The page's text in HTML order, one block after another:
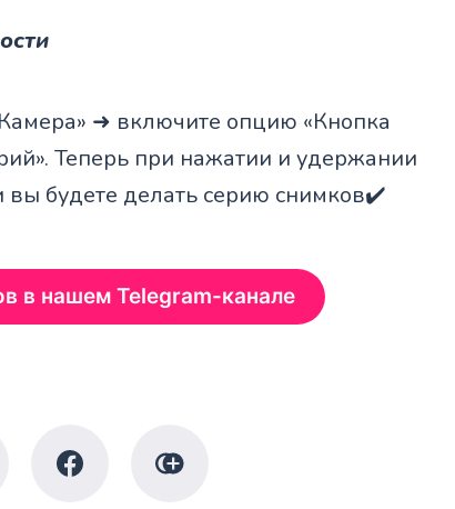
➜ включите опцию «Кнопка
Теперь при нажатии и удержании
вы будете делать серию снимков✔️
в нашем Telegram-канале